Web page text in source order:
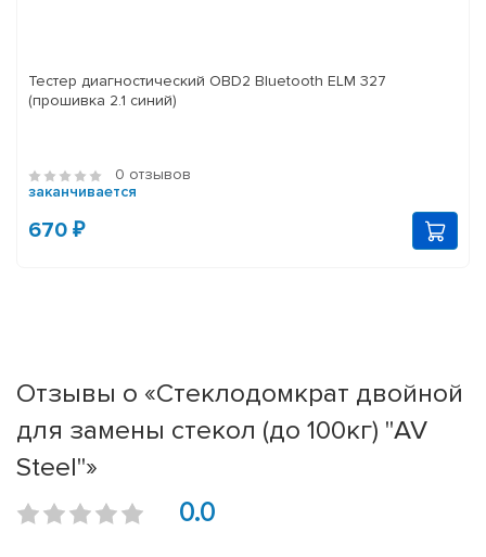
Тестер диагностический OBD2 Bluetooth ELM 327
(прошивка 2.1 синий)
0 отзывов
заканчивается
670 ₽
Отзывы о «Стеклодомкрат двойной
для замены стекол (до 100кг) "AV
Steel"»
0.0